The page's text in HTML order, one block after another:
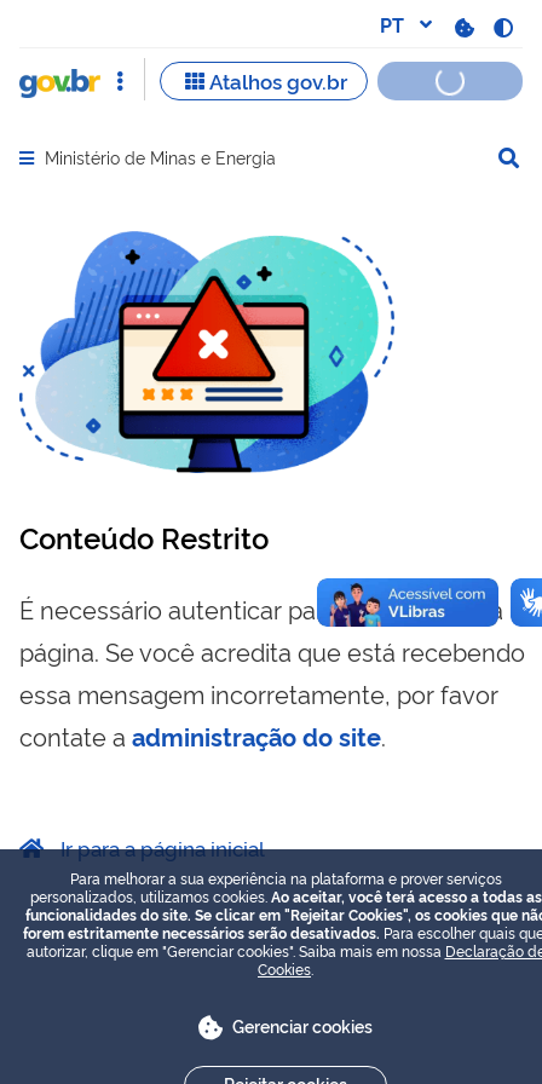
Abrir menu principal de navegação
Ministério de Minas e Energia
Conteúdo Restrito
É necessário autenticar para visualizar essa
página. Se você acredita que está recebendo
essa mensagem incorretamente, por favor
contate a administração do site.
Ir para a página inicial
Para melhorar a sua experiência na plataforma e prover serviços
personalizados, utilizamos cookies. Ao aceitar, você terá acesso a todas as
funcionalidades do site. Se clicar em "Rejeitar Cookies", os cookies que
forem estritamente necessários serão desativados. Para escolher quais
autorizar, clique em "Gerenciar cookies". Saiba mais em nossa Declaração
Cookies
Gerenciar cookies